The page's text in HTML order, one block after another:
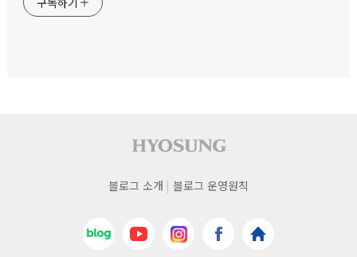
사이트 푸터
푸터
블로그 소개 블로그 운영원칙
네이버블로그
바로가기
유튜브
바로가기
인스타그램
바로가기
페이스북
바로가기
효성
홈페이지